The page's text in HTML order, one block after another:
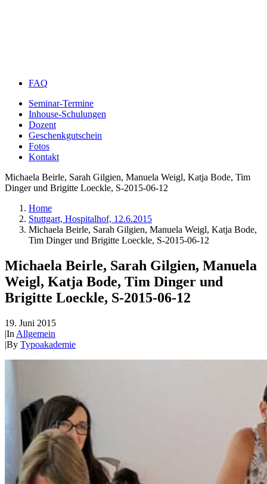
FAQ
Seminar-Termine
Inhouse-Schulungen
Dozent
Geschenkgutschein
Fotos
Kontakt
Michaela Beirle, Sarah Gilgien, Manuela Weigl, Katja Bode, Tim
Dinger und Brigitte Loeckle, S-2015-06-12
Home
Stuttgart, Hospitalhof, 12.6.2015
Michaela Beirle, Sarah Gilgien, Manuela Weigl, Katja Bode,
Tim Dinger und Brigitte Loeckle, S-2015-06-12
Michaela Beirle, Sarah Gilgien, Manuela
Weigl, Katja Bode, Tim Dinger und
Brigitte Loeckle, S-2015-06-12
19. Juni 2015
|In Allgemein
|By Typoakademie